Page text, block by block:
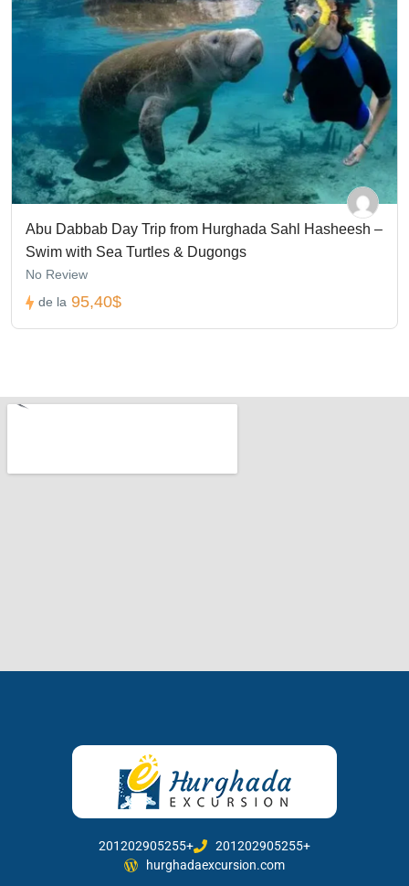
Abu Dabbab Day Trip from Hurghada Sahl Hasheesh –
Swim with Sea Turtles & Dugongs
No Review
de la 95,40$
201202905255+
201202905255+
hurghadaexcursion.com